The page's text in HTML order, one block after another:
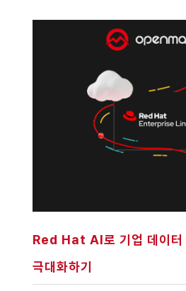
Red Hat AI로 기업 데이터
극대화하기